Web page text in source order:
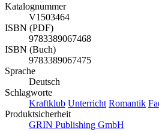
Katalognummer
V1503464
ISBN (PDF)
9783389067468
ISBN (Buch)
9783389067475
Sprache
Deutsch
Schlagworte
Kraftklub Unterricht Romantik
Produktsicherheit
GRIN Publishing GmbH